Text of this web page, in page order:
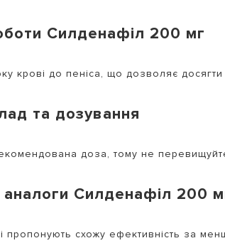
Силденафіл 200 мг
крові до пеніса, що дозволяє досягти
та дозування
доза, тому не перевищуйте
Силденафіл 200
пропонують схожу ефективність за